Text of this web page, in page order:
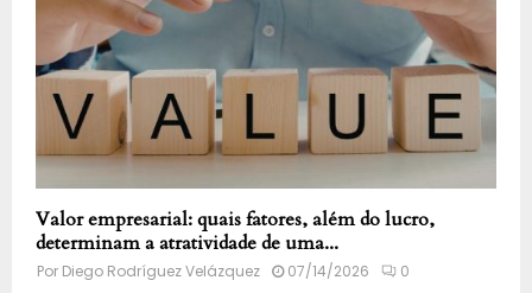
Valor empresarial: quais fatores, além do lucro,
determinam a atratividade de uma...
Por Diego Rodríguez Velázquez 07/14/2026 0